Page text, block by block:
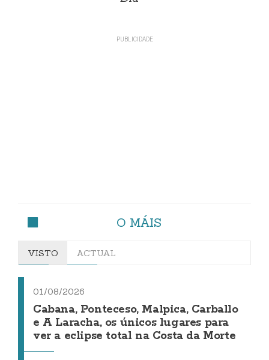
O MÁIS
VISTO ACTUAL
01/08/2026
Cabana, Ponteceso, Malpica, Carballo
e A Laracha, os únicos lugares para
ver a eclipse total na Costa da Morte